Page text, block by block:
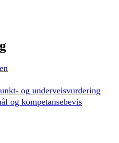
og underveisvurdering
og kompetansebevis